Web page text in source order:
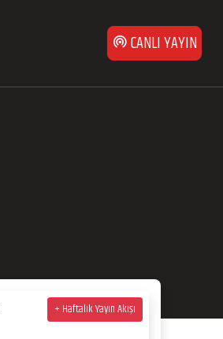
CANLI YAYIN
+ Haftalık Yayın Akışı